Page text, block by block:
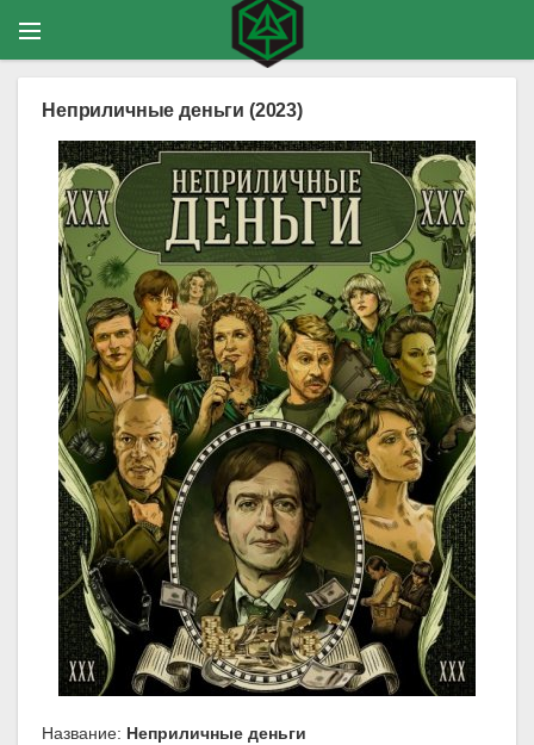
Неприличные деньги (2023)
Название: Неприличные деньги